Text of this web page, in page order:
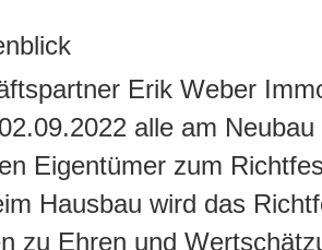
Erik Weber
alle am
Eigentümer zum
Hausbau wird das
zu Ehren und